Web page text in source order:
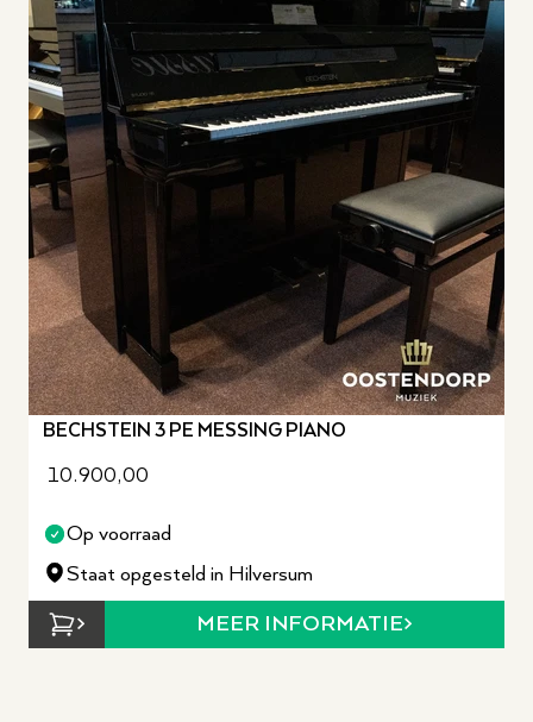
BECHSTEIN 3 PE MESSING PIANO
10.900,00
Op voorraad
Staat opgesteld in Hilversum
MEER INFORMATIE